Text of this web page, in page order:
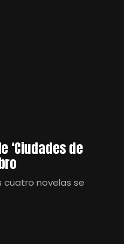
‘Ciudades de
cuatro novelas se